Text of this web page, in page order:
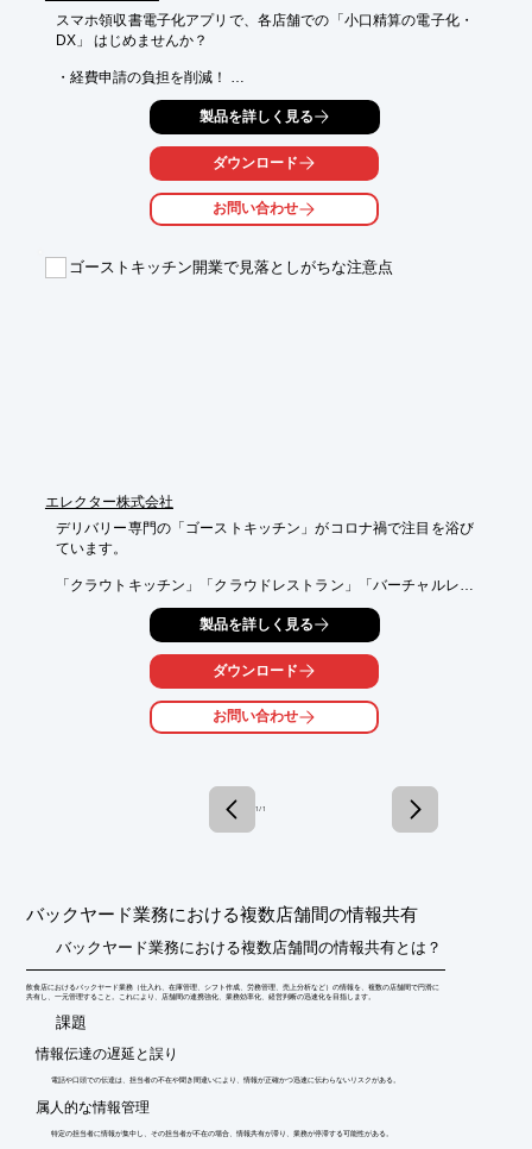
※詳しくは、「関連リンク」↓↓ をご覧いただくか、お気軽にお問
い合わせ下さい。
スマホ領収書電子化アプリで、各店舗での「小口精算の電子化・
DX」 はじめませんか？
・経費申請の負担を削減！
領収書特化型のAI-OCRが自動でテキスト化します。
→ 領収書の内容を申請書や経費システムへ入力する手間がゼロ
・スマホアプリをご提供！
店舗や営業マンご自身で領収書を撮影するだけ。
→ 領収書原本の受け渡しの手間や 紛失リスクがゼロに。顧客
=＝＝
可能。既存の電帳法対応管理ソフトへ連携したり、経費精算申請
データとしてワークフローシステムや会計システムへ連携するこ
ともできます
製品を詳しく見る
ダウンロード
お問い合わせ
ゴーストキッチン開業で見落としがちな注意点
エレクター株式会社
デリバリー専門の「ゴーストキッチン」がコロナ禍で注目を浴び
ています。
「クラウトキッチン」「クラウドレストラン」「バーチャルレス
などとも呼ばれるレストランの新形態として、ニュースなどでも
報じられる機会が多くなりました。
利益率を高めるための新しいビジネスモデルとして、フードサー
以外からの新規参入も多いようです。
※コラムの詳細内容は、関連リンクより閲覧いただけます。
製品を詳しく見る
ダウンロード
お問い合わせ
1 / 1
バックヤード業務における複数店舗間の情報共有
バックヤード業務における複数店舗間の情報共有とは？
飲食店におけるバックヤード業務（仕入れ、在庫管理、シフト作成、労務管理、売上分析など）の情報を、複数の店舗間で円滑に
共有し、一元管理すること。これにより、店舗間の連携強化、業務効率化、経営判断の迅速化を目指します。
​課題
情報伝達の遅延と誤り
電話や口頭での伝達は、担当者の不在や聞き間違いにより、情報が正確かつ迅速に伝わらないリスクがある。
属人的な情報管理
特定の担当者に情報が集中し、その担当者が不在の場合、情報共有が滞り、業務が停滞する可能性がある。